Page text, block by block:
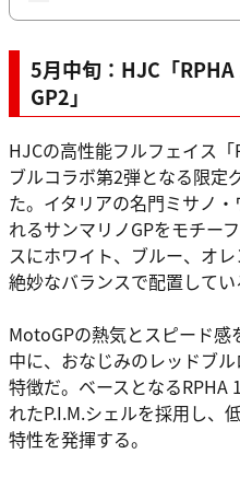
5月中旬：HJC「
GP2」
HJCの高性能フルフェイス
ブルコラボ第2弾となる限定
た。イタリアの名門ミサノ
れるサンマリノGPをモチー
スにホワイト、ブルー、オ
絶妙なバランスで配置してい
MotoGPの熱気とスピード
中に、おなじみのレッドブ
特徴だ。ベースとなるRPHA
れたP.I.M.シェルを採用し、
特性を発揮する。